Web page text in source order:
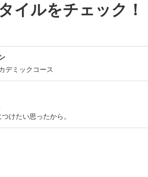
イルをチェック！
デミックコース
けたい思ったから。